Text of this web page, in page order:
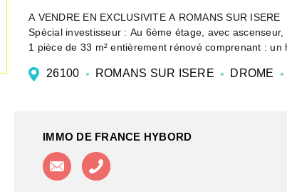
A VENDRE EN EXCLUSIVITE A ROMANS SUR ISERE
Spécial investisseur : Au 6ème étage, avec
1 pièce de 33 m² entièrement rénové comprenant :
26100 ROMANS SUR ISERE DROME
IMMO DE FRANCE HYBORD
Contacter l'agence